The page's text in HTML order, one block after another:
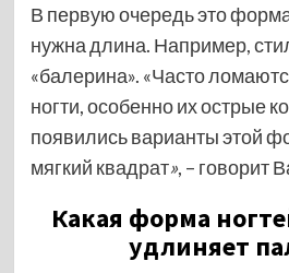
В первую очередь это
нужна длина. Например,
«балерина». «Часто
ногти, особенно их острые
появились варианты этой
мягкий квадрат», – говорит
Какая форма
удлиняет